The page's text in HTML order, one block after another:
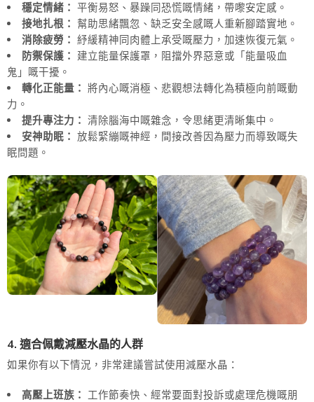
穩定情緒： 平衡易怒、暴躁同恐慌嘅情緒，帶嚟安定感。
接地扎根： 幫助思緒飄忽、缺乏安全感嘅人重新腳踏實地。
消除疲勞： 紓緩精神同肉體上承受嘅壓力，加速恢復元氣。
防禦保護： 建立能量保護罩，阻擋外界惡意或「能量吸血
鬼」嘅干擾。
轉化正能量： 將內心嘅消極、悲觀想法轉化為積極向前嘅動
力。
提升專注力： 清除腦海中嘅雜念，令思緒更清晰集中。
安神助眠： 放鬆緊繃嘅神經，間接改善因為壓力而導致嘅失
眠問題。
4. 適合佩戴減壓水晶的人群
如果你有以下情況，非常建議嘗試使用減壓水晶：
高壓上班族： 工作節奏快、經常要面對投訴或處理危機嘅朋